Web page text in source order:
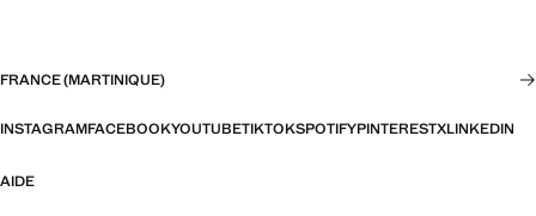
FRANCE (MARTINIQUE)
INSTAGRAMFACEBOOKYOUTUBETIKTOKSPOTIFYPINTERESTXLINKEDIN
AIDE